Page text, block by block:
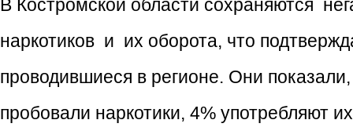
В Костромской области сохраняются
наркотиков и их оборота, что
проводившиеся в регионе. Они
пробовали наркотики, 4% употребляют